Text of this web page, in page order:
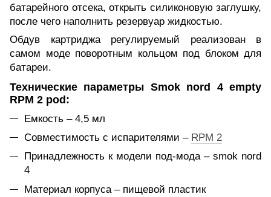
батарейного отсека, открыть силиконовую заглушку,
после чего наполнить резервуар жидкостью.
Обдув картриджа регулируемый реализован в
самом моде поворотным кольцом под блоком для
батареи.
Технические параметры Smok nord 4 empty
RPM 2 pod:
Емкость – 4,5 мл
Совместимость с испарителями – RPM 2
Принадлежность к модели под-мода – smok nord
4
Материал корпуса – пищевой пластик